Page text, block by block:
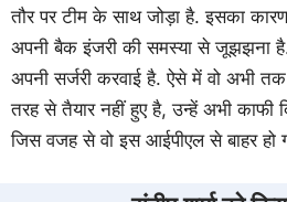
तौर पर टीम के साथ जोड़ा है. इसका कारण
अपनी बैक इंजरी की समस्या से जूझझना
अपनी सर्जरी करवाई है. ऐसे में वो अभी
तरह से तैयार नहीं हुए है, उन्हें अभी काफी
जिस वजह से वो इस आईपीएल से बाहर हो